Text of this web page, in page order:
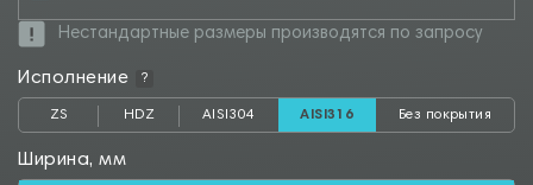
Нестандартные размеры производятся по запросу
Исполнение ?
ZS HDZ AISI304 AISI316 Без покрытия
Ширина, мм